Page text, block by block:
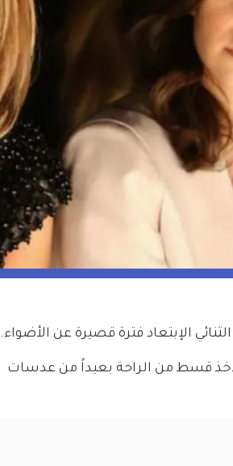
الإبتعاد فترة قصيرة عن الأضواء.
قسط من الراحة بعيداً من عدسات